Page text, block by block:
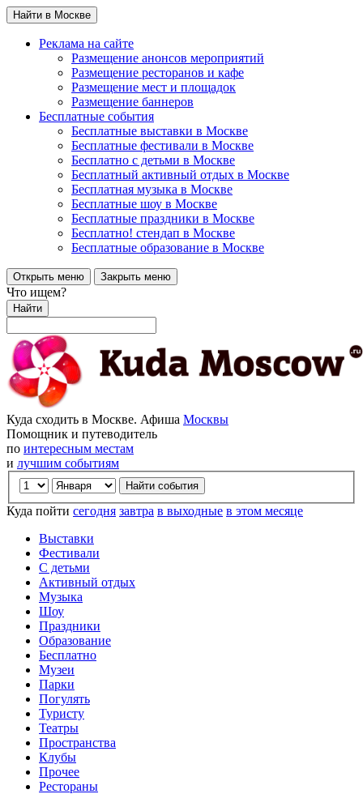
Найти в Москве
Реклама на сайте
Размещение анонсов мероприятий
Размещение ресторанов и кафе
Размещение мест и площадок
Размещение баннеров
Бесплатные события
Бесплатные выставки в Москве
Бесплатные фестивали в Москве
Бесплатно с детьми в Москве
Бесплатный активный отдых в Москве
Бесплатная музыка в Москве
Бесплатные шоу в Москве
Бесплатные праздники в Москве
Бесплатно! стендап в Москве
Бесплатные образование в Москве
Открыть меню Закрыть меню
Что ищем?
Найти
Куда сходить в Москве. Афиша Москвы
Помощник и путеводитель
по интересным местам
и лучшим событиям
Куда пойти сегодня завтра в выходные в этом месяце
Выставки
Фестивали
С детьми
Активный отдых
Музыка
Шоу
Праздники
Образование
Бесплатно
Музеи
Парки
Погулять
Туристу
Театры
Пространства
Клубы
Прочее
Рестораны